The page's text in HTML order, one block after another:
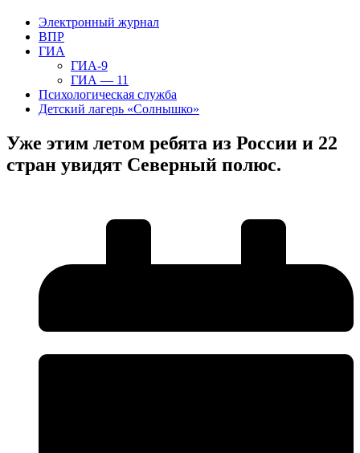
Электронный журнал
ВПР
ГИА
ГИА-9
ГИА — 11
Психологическая служба
Детский лагерь «Солнышко»
Уже этим летом ребята из России и 22
стран увидят Северный полюс.